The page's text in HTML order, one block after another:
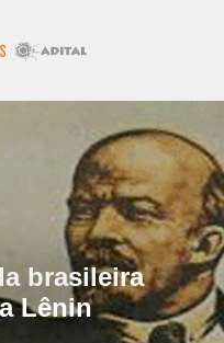
brasileira
Lênin